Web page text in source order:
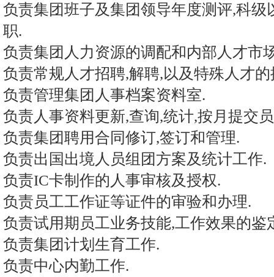
负责集团班子及集团领导年度测评,科级
职.
负责集团人力资源的调配和内部人才市
负责常规人才招聘,解聘,以及特殊人才
负责管理集团人事档案资料室.
负责人事资料更新,查询,统计,按月提交
负责集团聘用合同修订,签订和管理.
负责出国出境人员组团方案及统计工作.
负责IC卡制作的人事审核及授权.
负责员工工作证等证件的审验和办理.
负责试用期员工业务技能,工作效果的鉴
负责集团计划生育工作.
负责中心内勤工作.